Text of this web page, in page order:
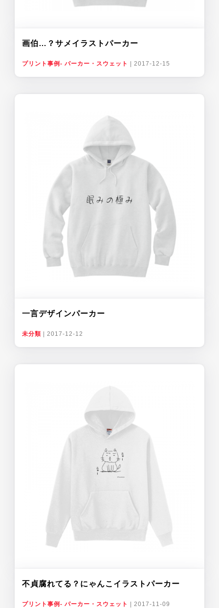
画伯…？サメイラストパーカー
プリント事例- パーカー・スウェット 2017-12-15
一言デザインパーカー
未分類 2017-12-12
不貞腐れてる？にゃんこイラストパーカー
プリント事例- パーカー・スウェット 2017-11-09